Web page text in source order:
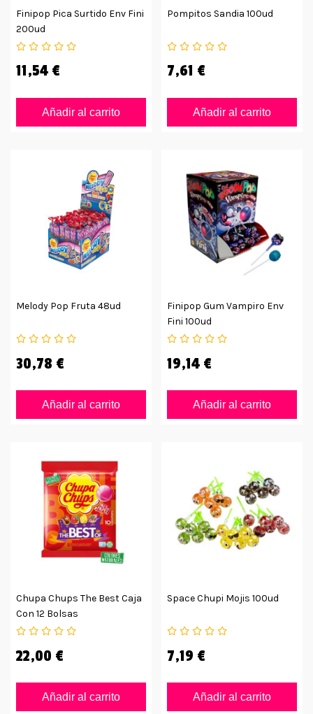
Finipop Pica Surtido Env Fini
200ud
11,54 €
Añadir al carrito
Pompitos Sandia 100ud
7,61 €
Añadir al carrito
Melody Pop Fruta 48ud
30,78 €
Añadir al carrito
Finipop Gum Vampiro Env
Fini 100ud
19,14 €
Añadir al carrito
Chupa Chups The Best Caja
Con 12 Bolsas
22,00 €
Añadir al carrito
Space Chupi Mojis 100ud
7,19 €
Añadir al carrito